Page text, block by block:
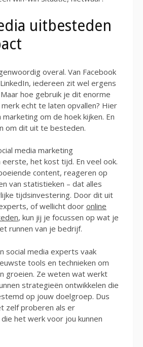
uitbesteden
overal. Van Facebook
iedereen zit wel ergens
hoe gebruik je dit enorme
echt te laten opvallen? Hier
om de hoek kijken. En
om dit uit te besteden.
media marketing
het kost tijd. En veel ook.
content, reageren op
van statistieken – dat alles
tijdsinvestering. Door dit uit
of wellicht door online
, kun jij je focussen op wat je
runnen van je bedrijf.
social media experts vaak
tools en technieken om
groeien. Ze weten wat werkt
strategieën ontwikkelen die
op jouw doelgroep. Dus
zelf proberen als er
het werk voor jou kunnen